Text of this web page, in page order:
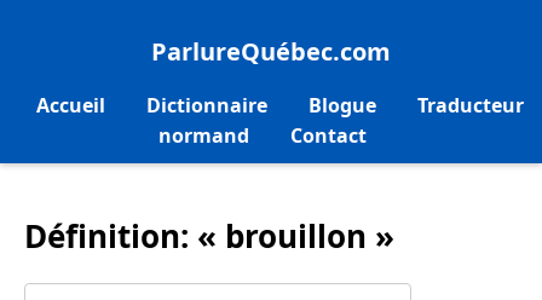
ParlureQuébec.com
Accueil Dictionnaire Blogue
Traducteur
normand
Contact
Définition: « brouillon »